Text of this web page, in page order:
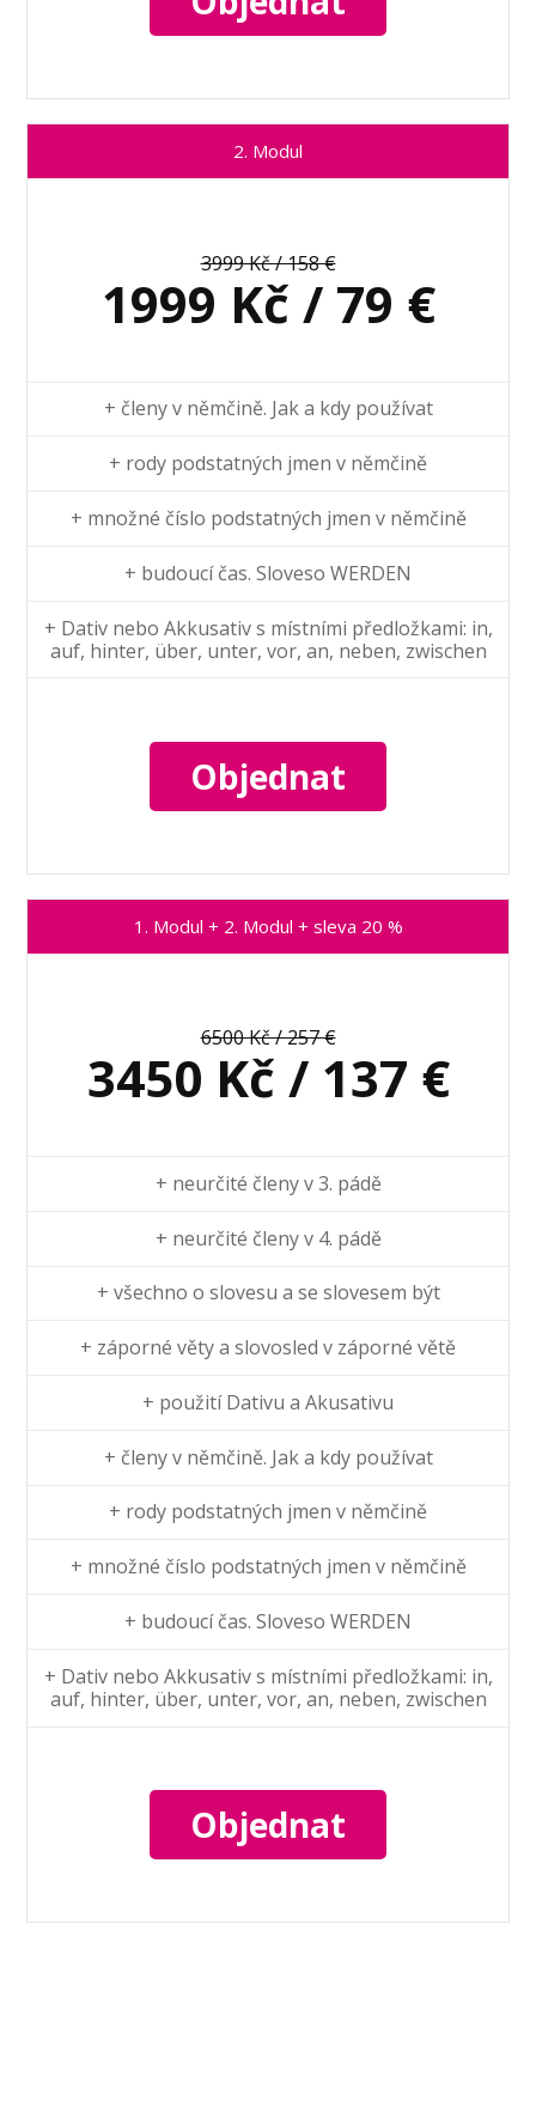
2. Modul
3999 Kč / 158 €
1999 Kč / 79 €
+ členy v němčině. Jak a kdy používat
+ rody podstatných jmen v němčině
+ množné číslo podstatných jmen v němčině
+ budoucí čas. Sloveso WERDEN
+ Dativ nebo Akkusativ s místními předložkami: in,
auf, hinter, über, unter, vor, an, neben, zwischen
Objednat
1. Modul + 2. Modul + sleva 20 %
6500 Kč / 257 €
3450 Kč / 137 €
+ neurčité členy v 3. pádě
+ neurčité členy v 4. pádě
+ všechno o slovesu a se slovesem být
+ záporné věty a slovosled v záporné větě
+ použití Dativu a Akusativu
+ členy v němčině. Jak a kdy používat
+ rody podstatných jmen v němčině
+ množné číslo podstatných jmen v němčině
+ budoucí čas. Sloveso WERDEN
+ Dativ nebo Akkusativ s místními předložkami: in,
auf, hinter, über, unter, vor, an, neben, zwischen
Objednat